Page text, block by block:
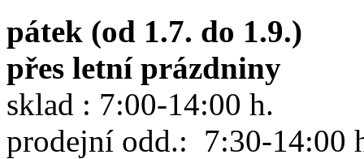
pátek (od 1.7. do 1.9.)
přes letní prázdniny
sklad : 7:00-14:00 h.
prodejní odd.: 7:30-14:00